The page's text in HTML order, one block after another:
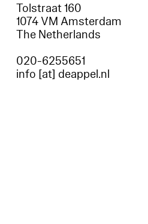
Tolstraat 160
1074 VM Amsterdam
The Netherlands
020-6255651
info [at] deappel.nl